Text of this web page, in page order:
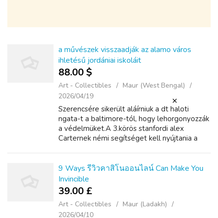
a művészek visszaadják az alamo város
ihletésű jordániai iskoláit
88.00 $
Art - Collectibles
Maur (West Bengal)
2026/04/19
Szerencsére sikerült aláírniuk a dt haloti
ngata-t a baltimore-tól, hogy lehorgonyozzák
a védelmüket.A 3.körös stanfordi alex
Carternek némi segítséget kell nyújtania a
9 Ways รีวิวคาสิโนออนไลน์ Can Make You
Invincible
39.00 £
Art - Collectibles
Maur (Ladakh)
2026/04/10